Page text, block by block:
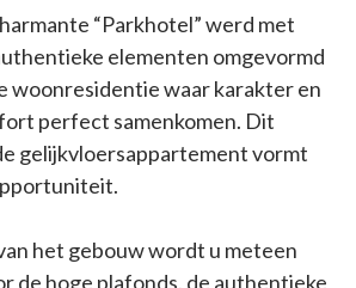
“Parkhotel” werd met
elementen omgevormd
woonresidentie waar karakter en
perfect samenkomen. Dit
gelijkvloersappartement vormt
het gebouw wordt u meteen
de hoge plafonds, de authentieke